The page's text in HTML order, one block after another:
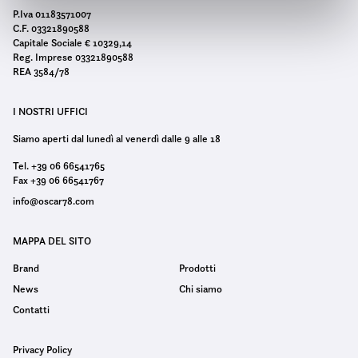
P.Iva 01183571007
C.F. 03321890588
Capitale Sociale € 10329,14
Reg. Imprese 03321890588
REA 3584/78
I NOSTRI UFFICI
Siamo aperti dal lunedì al venerdì dalle 9 alle 18
Tel. +39 06 66541765
Fax +39 06 66541767
info@oscar78.com
MAPPA DEL SITO
Brand
Prodotti
News
Chi siamo
Contatti
Privacy Policy